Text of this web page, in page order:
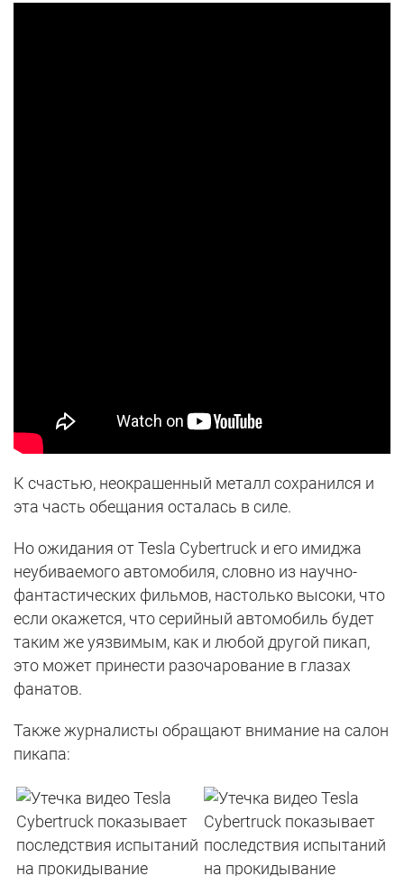
К счастью, неокрашенный металл сохранился и
эта часть обещания осталась в силе.
Но ожидания от Tesla Cybertruck и его имиджа
неубиваемого автомобиля, словно из научно-
фантастических фильмов, настолько высоки, что
если окажется, что серийный автомобиль будет
таким же уязвимым, как и любой другой пикап,
это может принести разочарование в глазах
фанатов.
Также журналисты обращают внимание на салон
пикапа: